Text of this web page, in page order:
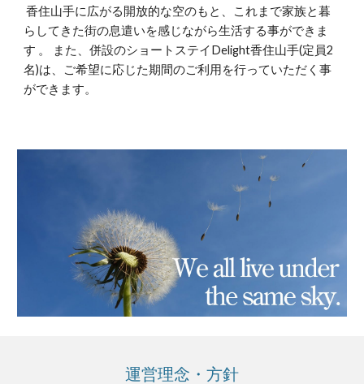
香住山手に広がる開放的な空のもと、これまで家族と暮
らしてきた街の息遣いを感じながら生活する事ができま
す 。 また、併設のショートステイDelight香住山手(定員2
名)は、ご希望に応じた期間のご利用を行っていただく事
ができます。
運営理念・方針